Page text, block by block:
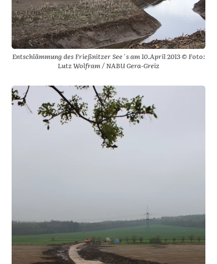
Entschlämmung des Frießnitzer See´s am 10.April 2013 © Foto:
Lutz Wolfram / NABU Gera-Greiz